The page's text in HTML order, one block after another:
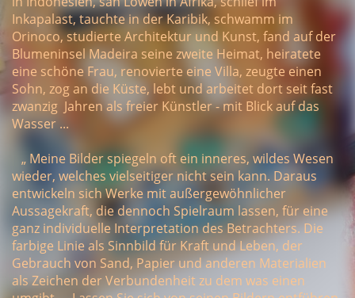
Inkapalast, tauchte in der Karibik, schwamm im
Orinoco, studierte Architektur und Kunst, fand auf der
Blumeninsel Madeira seine zweite Heimat, heiratete
eine schöne Frau, renovierte eine Villa, zeugte einen
Sohn, zog an die Küste, lebt und arbeitet dort seit fast
zwanzig Jahren als freier Künstler - mit Blick auf das
Wasser ...
„ Meine Bilder spiegeln oft ein inneres, wildes Wesen
wieder, welches vielseitiger nicht sein kann. Daraus
entwickeln sich Werke mit außergewöhnlicher
Aussagekraft, die dennoch Spielraum lassen, für eine
ganz individuelle Interpretation des Betrachters. Die
farbige Linie als Sinnbild für Kraft und Leben, der
Gebrauch von Sand, Papier und anderen Materialien
als Zeichen der Verbundenheit zu dem was einen